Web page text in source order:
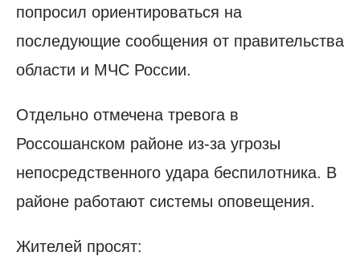
попросил ориентироваться на
последующие сообщения от правительства
области и МЧС России.
Отдельно отмечена тревога в
Россошанском районе из-за угрозы
непосредственного удара беспилотника. В
районе работают системы оповещения.
Жителей просят: